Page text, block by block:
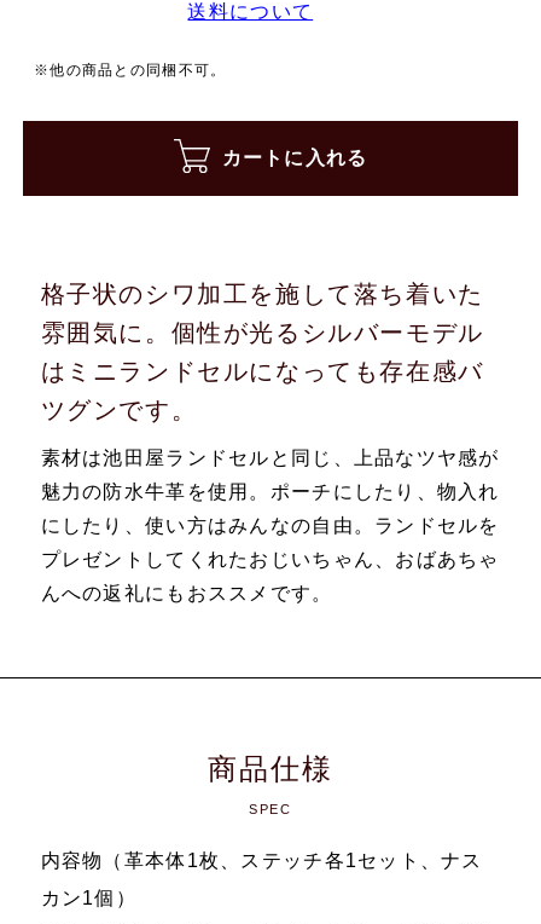
送料について
※他の商品との同梱不可。
カートに入れる
格子状のシワ加工を施して落ち着いた
雰囲気に。個性が光るシルバーモデル
はミニランドセルになっても存在感バ
ツグンです。
素材は池田屋ランドセルと同じ、上品なツヤ感が
魅力の防水牛革を使用。ポーチにしたり、物入れ
にしたり、使い方はみんなの自由。ランドセルを
プレゼントしてくれたおじいちゃん、おばあちゃ
んへの返礼にもおススメです。
商品仕様
SPEC
内容物（革本体1枚、ステッチ各1セット、ナス
カン1個）